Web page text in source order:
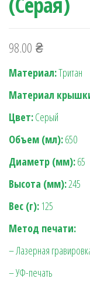
98.00 ₴
Материал:Тритан
Материал
Цвет:Серый
Объем (мл):650
Диаметр (мм):65
Высота (мм):245
Вес (г):125
Метод печати:
– Лазерная
– УФ-печать